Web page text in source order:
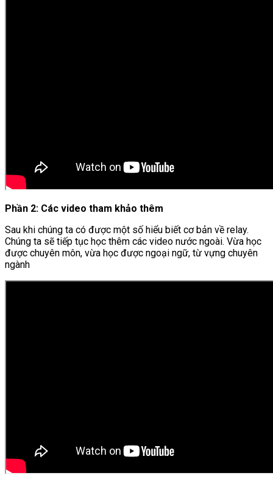
Phần 2: Các video tham khảo thêm
Sau khi chúng ta có được một số hiểu biết cơ bản về relay.
Chúng ta sẽ tiếp tục học thêm các video nước ngoài. Vừa học
được chuyên môn, vừa học được ngoại ngữ, từ vựng chuyên
ngành